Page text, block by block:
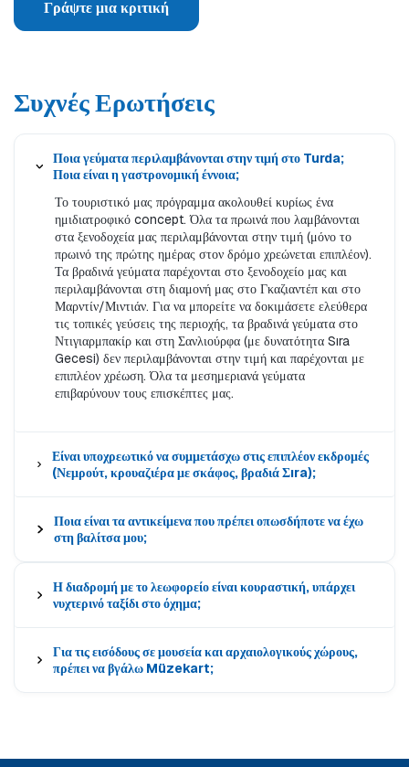
Γράψτε μια κριτική
Συχνές Ερωτήσεις
Ποια γεύματα περιλαμβάνονται στην τιμή στο Turda;
Ποια είναι η γαστρονομική έννοια;
Το τουριστικό μας πρόγραμμα ακολουθεί κυρίως ένα
ημιδιατροφικό concept. Όλα τα πρωινά που λαμβάνονται
στα ξενοδοχεία μας περιλαμβάνονται στην τιμή (μόνο το
πρωινό της πρώτης ημέρας στον δρόμο χρεώνεται επιπλέον).
Τα βραδινά γεύματα παρέχονται στο ξενοδοχείο μας και
περιλαμβάνονται στη διαμονή μας στο Γκαζιαντέπ και στο
Μαρντίν/Μιντιάν. Για να μπορείτε να δοκιμάσετε ελεύθερα
τις τοπικές γεύσεις της περιοχής, τα βραδινά γεύματα στο
Ντιγιαρμπακίρ και στη Σανλιούρφα (με δυνατότητα Sıra
Gecesi) δεν περιλαμβάνονται στην τιμή και παρέχονται με
επιπλέον χρέωση. Όλα τα μεσημεριανά γεύματα
επιβαρύνουν τους επισκέπτες μας.
Είναι υποχρεωτικό να συμμετάσχω στις επιπλέον εκδρομές
(Νεμρούτ, κρουαζιέρα με σκάφος, βραδιά Σıra);
Ποια είναι τα αντικείμενα που πρέπει οπωσδήποτε να έχω
στη βαλίτσα μου;
Η διαδρομή με το λεωφορείο είναι κουραστική, υπάρχει
νυχτερινό ταξίδι στο όχημα;
Για τις εισόδους σε μουσεία και αρχαιολογικούς χώρους,
πρέπει να βγάλω Müzekart;